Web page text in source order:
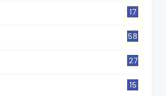
17
58
27
15